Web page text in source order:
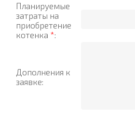
Планируемые
затраты на
приобретение
котенка *:
Дополнения к
заявке: